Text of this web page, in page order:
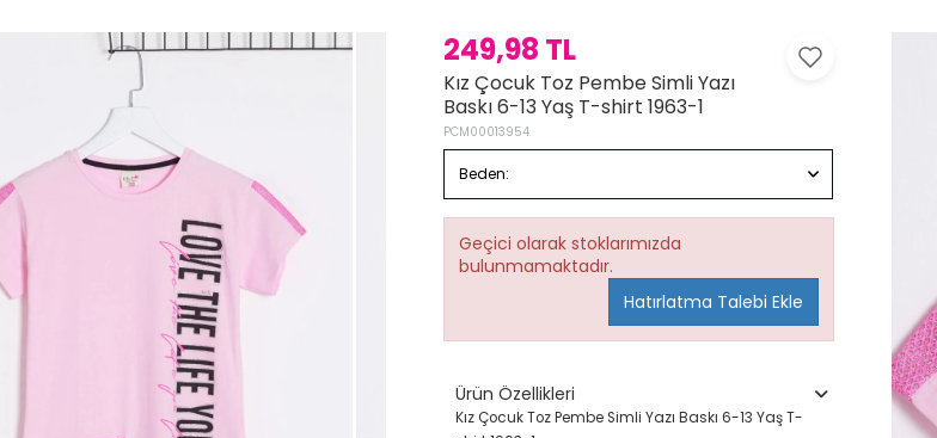
249,98 TL
Kız Çocuk Toz Pembe Simli Yazı
Baskı 6-13 Yaş T-shirt 1963-1
PCM00013954
Beden:
Geçici olarak stoklarımızda
bulunmamaktadır.
Hatırlatma Talebi Ekle
Ürün Özellikleri
Kız Çocuk Toz Pembe Simli Yazı Baskı 6-13 Yaş T-